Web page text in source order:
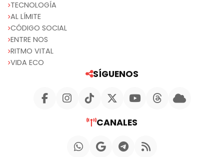
TECNOLOGÍA
AL LÍMITE
CÓDIGO SOCIAL
ENTRE NOS
RITMO VITAL
VIDA ECO
SÍGUENOS
CANALES